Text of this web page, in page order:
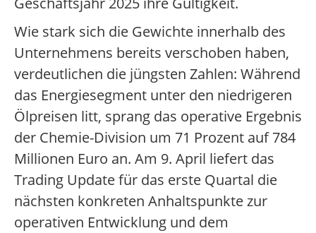
Wie stark sich die Gewichte innerhalb des
Unternehmens bereits verschoben haben,
verdeutlichen die jüngsten Zahlen: Während
das Energiesegment unter den niedrigeren
Ölpreisen litt, sprang das operative Ergebnis
der Chemie-Division um 71 Prozent auf 784
Millionen Euro an. Am 9. April liefert das
Trading Update für das erste Quartal die
nächsten konkreten Anhaltspunkte zur
operativen Entwicklung und dem